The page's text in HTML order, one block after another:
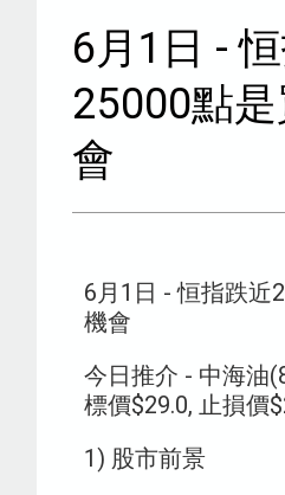
6月1日 -
25000點
會
6月1日 - 恒指跌近
機會
今日推介 - 中海油
標價$29.0, 止損價
1) 股市前景